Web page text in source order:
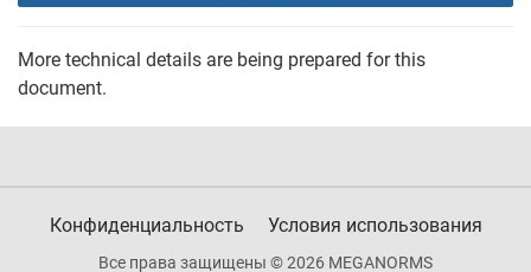
More technical details are being prepared for this
document.
Конфиденциальность Условия использования
Все права защищены © 2026 MEGANORMS